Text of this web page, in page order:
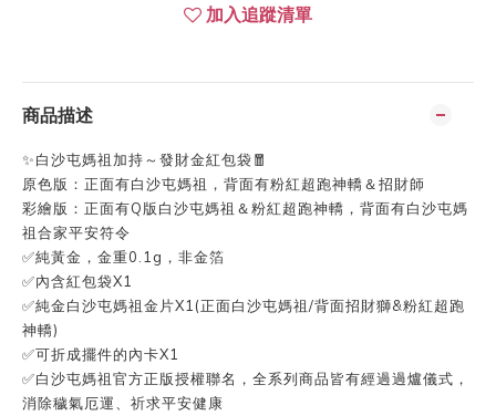
加入追蹤清單
商品描述
✨白沙屯媽祖加持～發財金紅包袋🧧
原色版：正面有白沙屯媽祖，背面有粉紅超跑神轎＆招財師
彩繪版：正面有Q版白沙屯媽祖＆粉紅超跑神轎，背面有白沙屯媽
祖合家平安符令
✅純黃金，金重0.1g，非金箔
✅內含紅包袋X1
✅純金白沙屯媽祖金片X1(正面白沙屯媽祖/背面招財獅&粉紅超跑
神轎)
✅可折成擺件的內卡X1
✅白沙屯媽祖官方正版授權聯名，全系列商品皆有經過過爐儀式，
消除穢氣厄運、祈求平安健康